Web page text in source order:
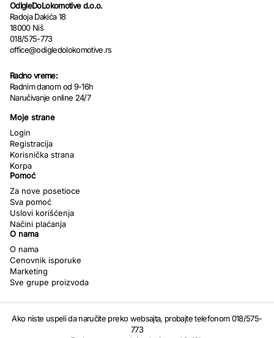
OdIgleDoLokomotive d.o.o.
Radoja Dakića 18
18000 Niš
018/575-773
office@odigledolokomotive.rs
Radno vreme:
Radnim danom od 9-16h
Naručivanje online 24/7
Moje strane
Login
Registracija
Korisnička strana
Korpa
Pomoć
Za nove posetioce
Sva pomoć
Uslovi korišćenja
Načini plaćanja
O nama
O nama
Cenovnik isporuke
Marketing
Sve grupe proizvoda
Ako niste uspeli da naručite preko websajta, probajte telefonom 018/575-
773